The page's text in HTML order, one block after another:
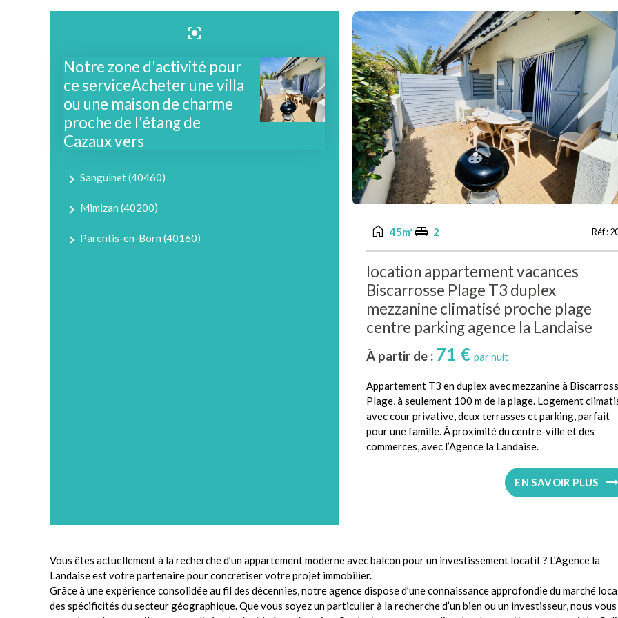
center_focus_strong
Notre zone d'activité pour
ce serviceAcheter une villa
ou une maison de charme
proche de l'étang de
Cazaux vers
navigate_next Sanguinet (40460)
navigate_next Mimizan (40200)
navigate_next Parentis-en-Born (40160) home 45m²king_bed 2 Réf :
location appartement vacances
Biscarrosse Plage T3 duplex
mezzanine climatisé proche plage
centre parking agence la Landaise
À partir de : 71 €par nuit
Appartement T3 en duplex avec mezzanine à
Plage, à seulement 100 m de la plage. Logement
avec cour privative, deux terrasses et parking, parfait
pour une famille. À proximité du centre-ville et des
commerces, avec l’Agence la Landaise.
EN SAVOIR PLUS
Vous êtes actuellement à la recherche d’un appartement moderne avec balcon pour un investissement locatif ? L'Agence la
Landaise est votre partenaire pour concrétiser votre projet immobilier.
Grâce à une expérience consolidée au fil des décennies, notre agence dispose d’une connaissance approfondie du marché
des spécificités du secteur géographique. Que vous soyez un particulier à la recherche d’un bien ou un investisseur, nous vous